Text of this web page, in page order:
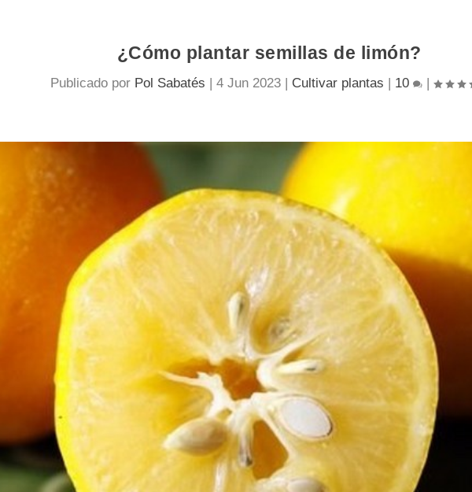
¿Cómo plantar semillas de limón?
Publicado por Pol Sabatés | 4 Jun 2023| Cultivar plantas | 10 |